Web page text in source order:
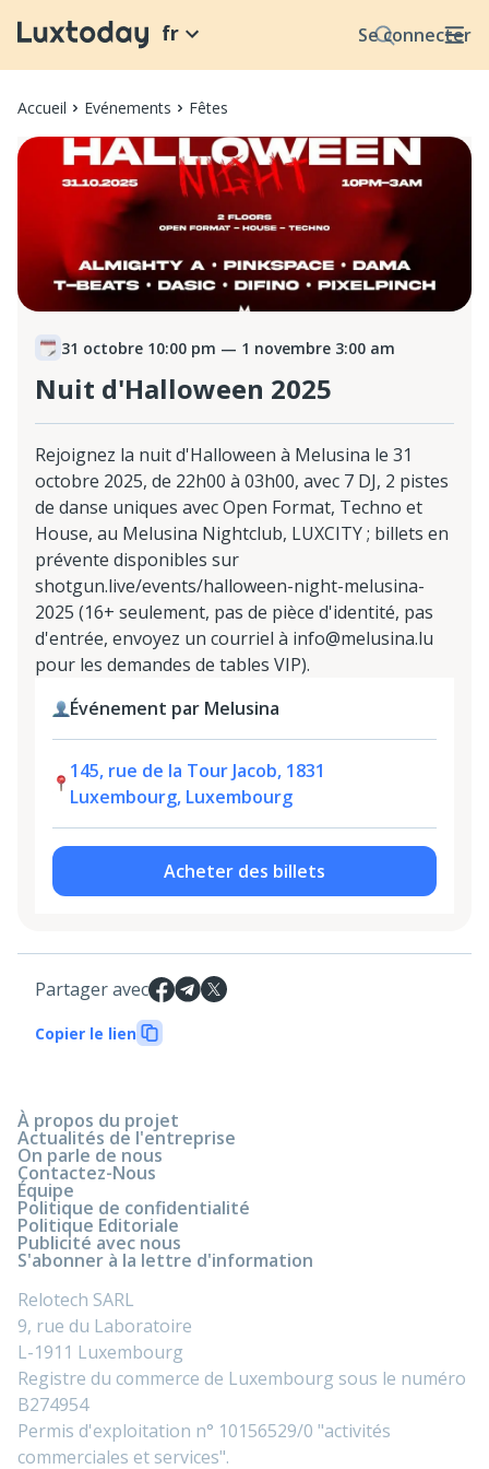
Se connecter
fr
Accueil Evénements Fêtes
31 octobre 10:00 pm — 1 novembre 3:00 am
Nuit d'Halloween 2025
Rejoignez la nuit d'Halloween à Melusina le 31
octobre 2025, de 22h00 à 03h00, avec 7 DJ, 2 pistes
de danse uniques avec Open Format, Techno et
House, au Melusina Nightclub, LUXCITY ; billets en
prévente disponibles sur
shotgun.live/events/halloween-night-melusina-
2025 (16+ seulement, pas de pièce d'identité, pas
d'entrée, envoyez un courriel à info@melusina.lu
pour les demandes de tables VIP).
Événement par Melusina
145, rue de la Tour Jacob, 1831
Luxembourg, Luxembourg
Acheter des billets
Partager avec
Copier le lien
À propos du projet
Actualités de l'entreprise
On parle de nous
Contactez-Nous
Équipe
Politique de confidentialité
Politique Editoriale
Publicité avec nous
S'abonner à la lettre d'information
Relotech SARL
9, rue du Laboratoire
L-1911 Luxembourg
Registre du commerce de Luxembourg sous le numéro
B274954
Permis d'exploitation n° 10156529/0 "activités
commerciales et services".